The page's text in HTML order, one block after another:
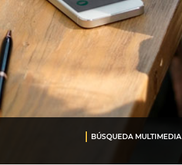
BÚSQUEDA MULTIMEDIA